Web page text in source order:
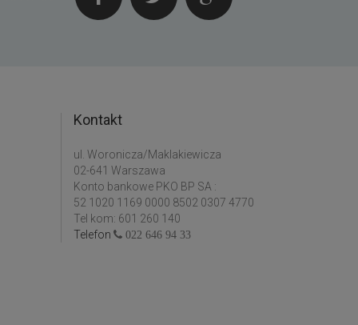
Kontakt
ul. Woronicza/Maklakiewicza
02-641 Warszawa
Konto bankowe PKO BP SA :
52 1020 1169 0000 8502 0307 4770
Tel kom: 601 260 140
Telefon
022 646 94 33